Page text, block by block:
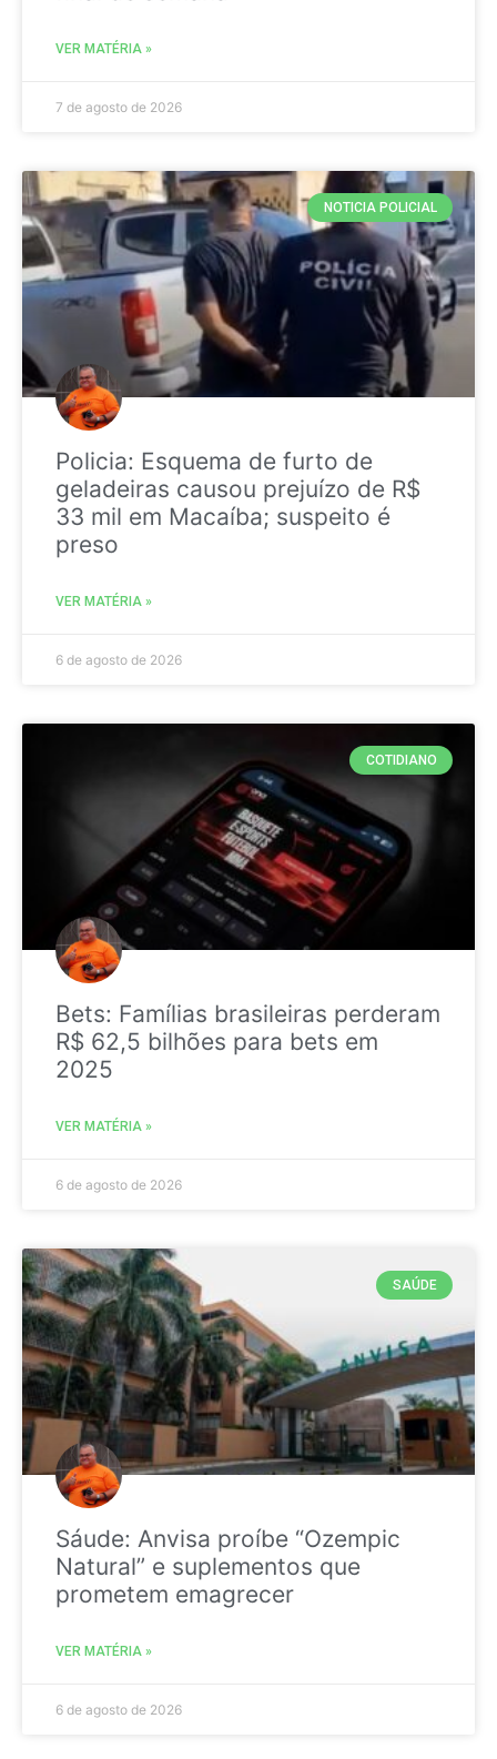
VER MATÉRIA »
7 de agosto de 2026
NOTICIA POLICIAL
Policia: Esquema de furto de
geladeiras causou prejuízo de R$
33 mil em Macaíba; suspeito é
preso
VER MATÉRIA »
6 de agosto de 2026
COTIDIANO
Bets: Famílias brasileiras perderam
R$ 62,5 bilhões para bets em
2025
VER MATÉRIA »
6 de agosto de 2026
SAÚDE
Sáude: Anvisa proíbe “Ozempic
Natural” e suplementos que
prometem emagrecer
VER MATÉRIA »
6 de agosto de 2026